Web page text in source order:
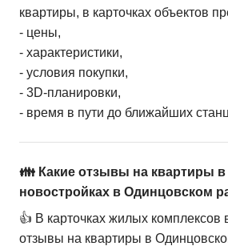
квартиры, в карточках объектов
- цены,
- характеристики,
- условия покупки,
- 3D-планировки,
- время в пути до ближайших
👪 Какие отзывы на квартиры в
новостройках в Одинцовском
👍 В карточках жилых комплексов
отзывы на квартиры в